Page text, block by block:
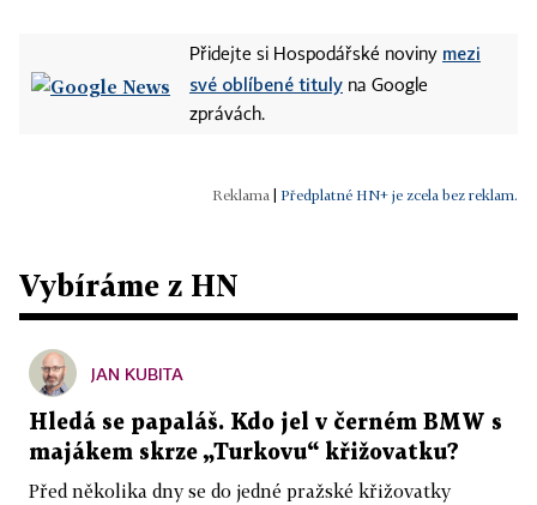
Přidejte si Hospodářské noviny mezi
své oblíbené tituly na Google
zprávách.
Předplatné HN+ je zcela bez reklam.
Vybíráme z HN
JAN KUBITA
Hledá se papaláš. Kdo jel v černém BMW s
majákem skrze „Turkovu“ křižovatku?
Před několika dny se do jedné pražské křižovatky